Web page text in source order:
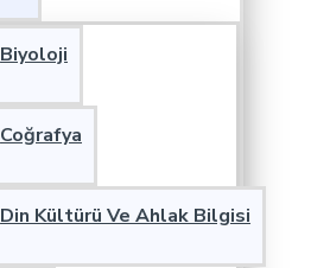
Biyoloji
Coğrafya
Din Kültürü Ve Ahlak Bilgisi